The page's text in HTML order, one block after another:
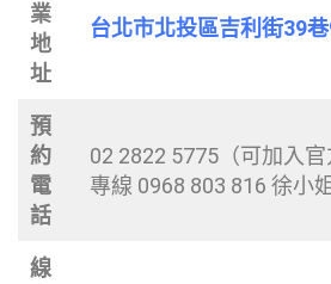
業
地
址
台北市北投區吉利街39
預
約
電
話
02 2822 5775（可加入
專線 0968 803 816 徐小姐
線